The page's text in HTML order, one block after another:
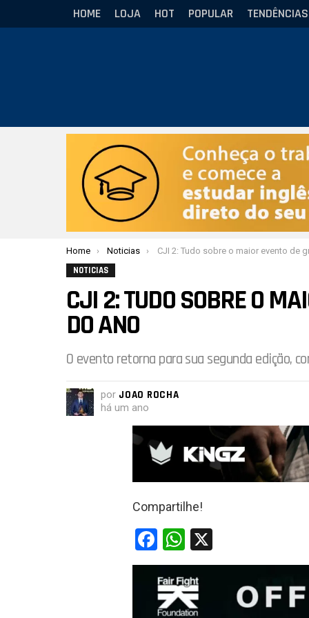
HOME LOJA HOT POPULAR TENDÊNCIAS
Você está aqui:
Home Noticias CJI 2: Tudo sobre o maior evento de grappling do
NOTICIAS
CJI 2: TUDO SOBRE O
DO ANO
O evento retorna para sua segunda edição,
por JOAO ROCHA
há um ano
Compartilhe!
F
a
ce
b
W
h
at
s